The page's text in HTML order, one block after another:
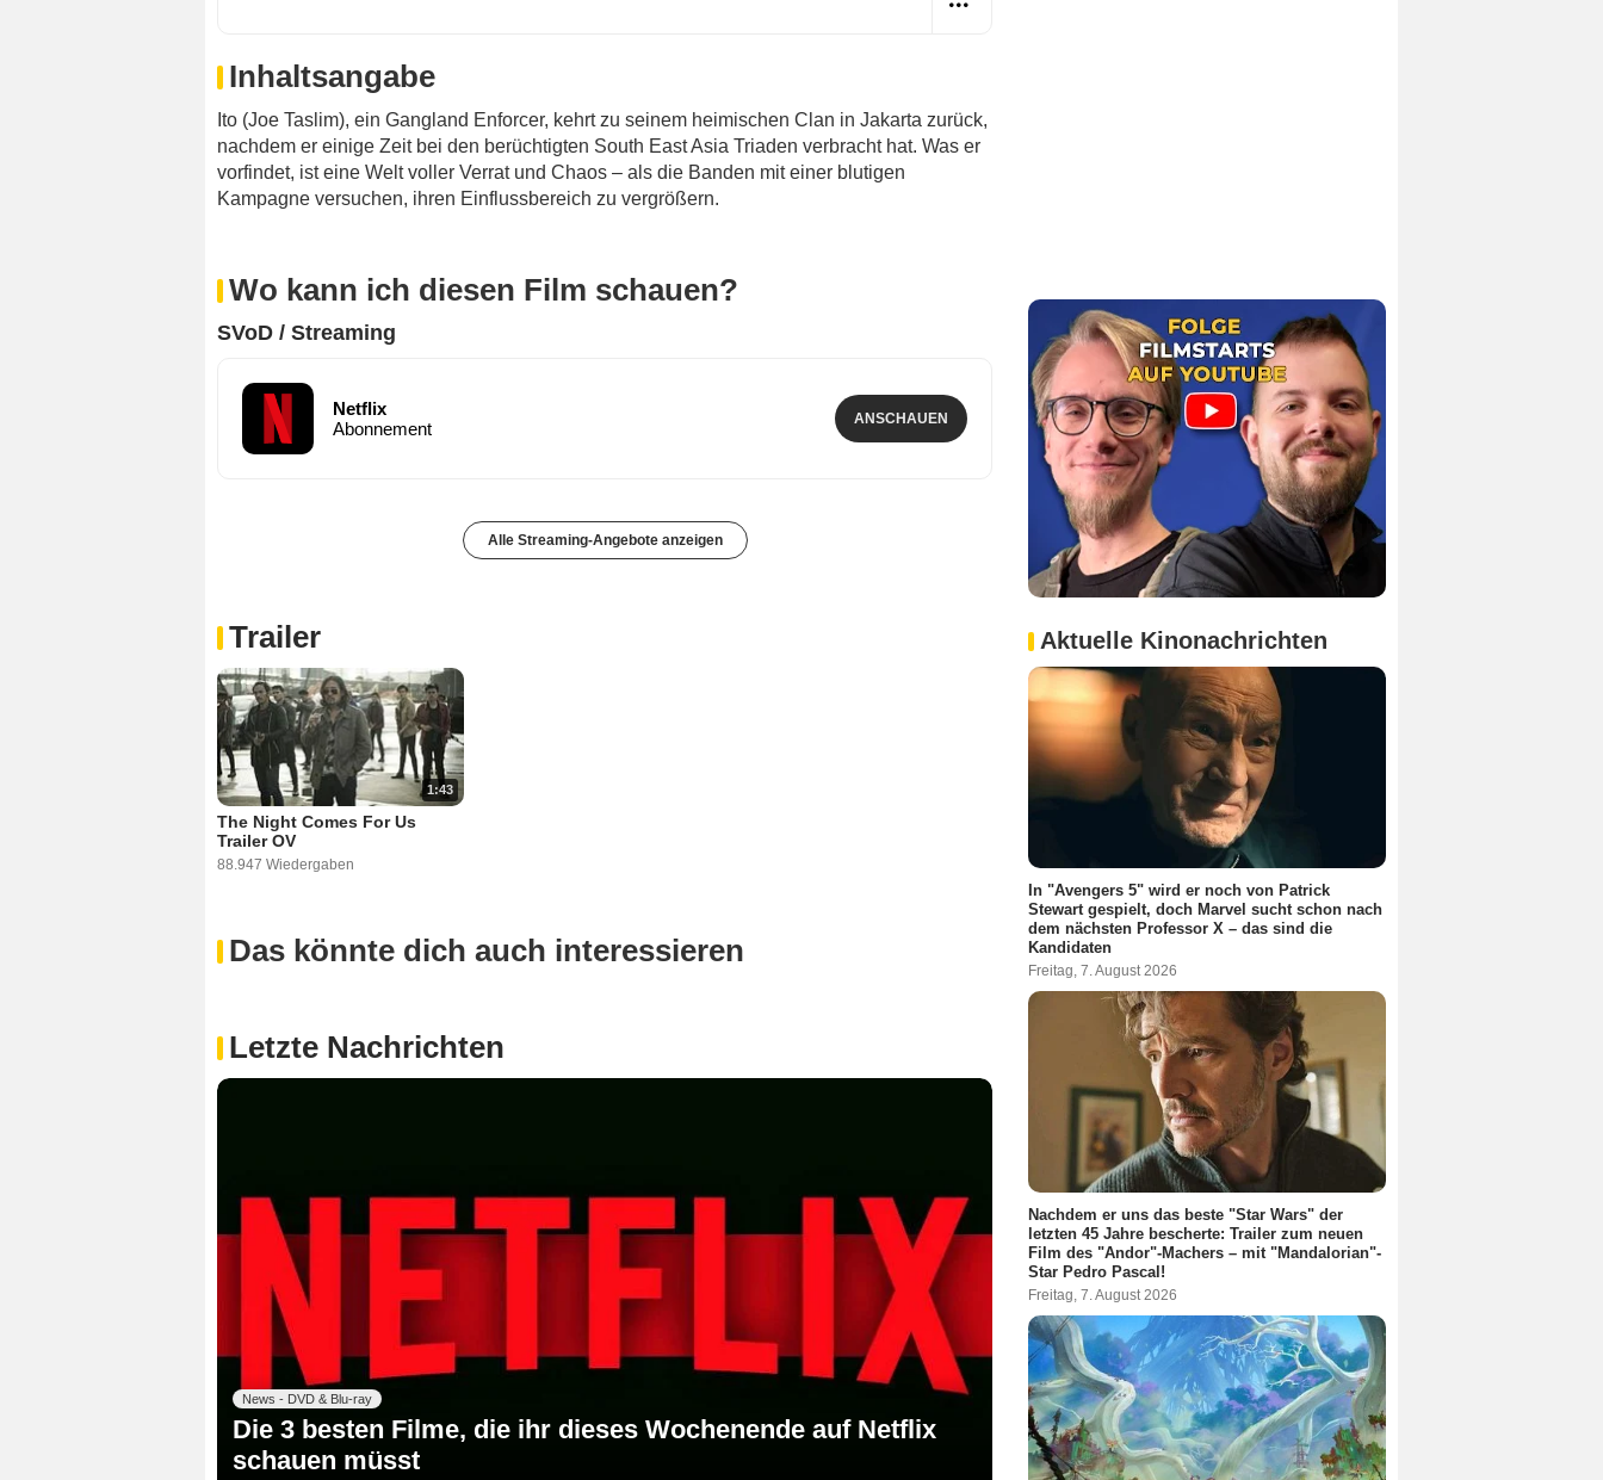
Inhaltsangabe
Ito (Joe Taslim), ein Gangland Enforcer, kehrt zu seinem heimischen Clan in Jakarta zurück,
nachdem er einige Zeit bei den berüchtigten South East Asia Triaden verbracht hat. Was er
vorfindet, ist eine Welt voller Verrat und Chaos – als die Banden mit einer blutigen
Kampagne versuchen, ihren Einflussbereich zu vergrößern.
Wo kann ich diesen Film schauen?
SVoD / Streaming
Netflix
Abonnement
ANSCHAUEN
Alle Streaming-Angebote anzeigen
Trailer
1:43
The Night Comes For Us
Trailer OV
88.947 Wiedergaben
Das könnte dich auch interessieren
Letzte Nachrichten
News - DVD & Blu-ray
Die 3 besten Filme, die ihr dieses Wochenende auf Netflix
schauen müsst
Aktuelle Kinonachrichten
In "Avengers 5" wird er noch von Patrick
Stewart gespielt, doch Marvel sucht schon nach
dem nächsten Professor X – das sind die
Kandidaten
Freitag, 7. August 2026
Nachdem er uns das beste "Star Wars" der
letzten 45 Jahre bescherte: Trailer zum neuen
Film des "Andor"-Machers – mit "Mandalorian"-
Star Pedro Pascal!
Freitag, 7. August 2026